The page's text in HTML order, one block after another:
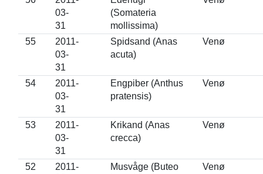
03-
31
(Somateria
mollissima)
55
2011-
03-
31
Spidsand (Anas
acuta)
Venø
54
2011-
03-
31
Engpiber (Anthus
pratensis)
Venø
53
2011-
03-
31
Krikand (Anas
crecca)
Venø
52
2011-
Musvåge (Buteo
Venø